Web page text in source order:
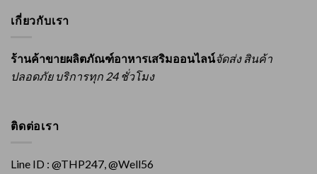
เกี่ยวกับเรา
ร้านค้าขายผลิตภัณฑ์อาหารเสริมออนไลน์จัดส่ง สินค้า
ปลอดภัย บริการทุก 24 ชั่วโมง
ติดต่อเรา
Line ID : @THP247, @Well56